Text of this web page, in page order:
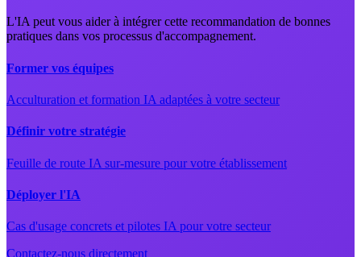
L'IA peut vous aider à intégrer cette recommandation de bonnes
pratiques dans vos processus d'accompagnement.
Former vos équipes
Acculturation et formation IA adaptées à votre secteur
Définir votre stratégie
Feuille de route IA sur-mesure pour votre établissement
Déployer l'IA
Cas d'usage concrets et pilotes IA pour votre secteur
Contactez-nous directement